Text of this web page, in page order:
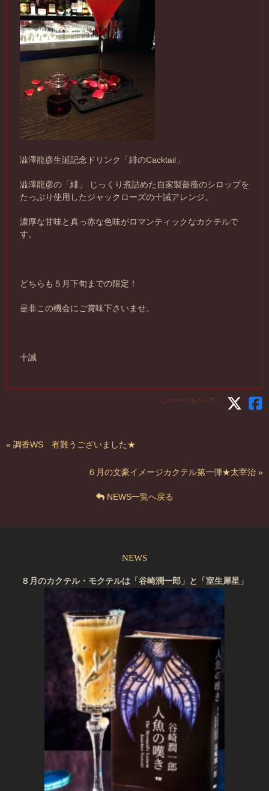
澁澤龍彦生誕記念ドリンク「緋のCacktail」
澁澤龍彦の「緋」 じっくり煮詰めた自家製薔薇のシロップを
たっぷり使用したジャックローズの十誡アレンジ。
濃厚な甘味と真っ赤な色味がロマンティックなカクテルで
す。
どちらも５月下旬までの限定！
是非この機会にご賞味下さいませ。
十誡
このページをシェア：
« 調香WS 有難うございました★
６月の文豪イメージカクテル第一弾★太宰治 »
NEWS一覧へ戻る
NEWS
８月のカクテル・モクテルは「谷崎潤一郎」と「室生犀星」